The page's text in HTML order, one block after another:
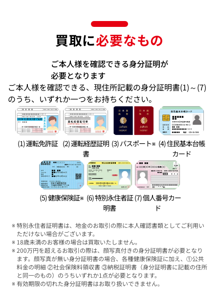
買取に必要なもの
ご本人様を確認できる身分証明が
必要となります
ご本人様を確認できる、現住所記載の身分証明書(1)～(7)
のうち、いずれか一つをお持ちください。
(1) 運転免許証 (2) 運転経歴証明
書
(3) パスポート※ (4) 住民基本台帳
カード
(5) 健康保険証※ (6) 特別永住者証
明書
(7) 個人番号カー
ド
特別永住者証明書は、地金のお取引の際に本人確認書類としてご利用い
ただけない場合がございます。
18歳未満のお客様の場合は買取いたしません。
200万円を超えるお取引の際は、顔写真付きの身分証明書が必要となり
ます。顔写真が無い身分証明書の場合、各種健康保険証に加え、①公共
料金の明細 ②社会保険料領収書 ③納税証明書（身分証明書に記載の住所
と同一のもの）のうちいずれか1点が必要となります。
有効期限の切れた身分証明書はお取り扱いできません。